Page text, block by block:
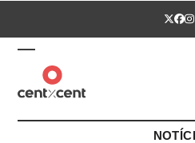
Twitter
Open
mobile
menu
Close
mobile
menu